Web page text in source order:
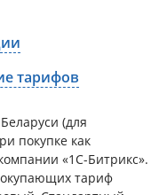
тарифов
(для
покупке как
«1С-Битрикс».
тариф